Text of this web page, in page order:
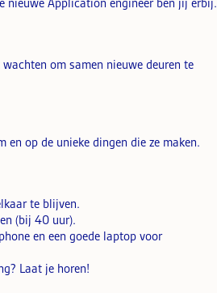
nieuwe Application engineer ben jij erbij.
om samen nieuwe deuren te
op de unieke dingen die ze maken.
te blijven.
(bij 40 uur).
en een goede laptop voor
Laat je horen!